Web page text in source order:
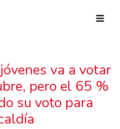
va a votar
pero el 65 %
su voto para